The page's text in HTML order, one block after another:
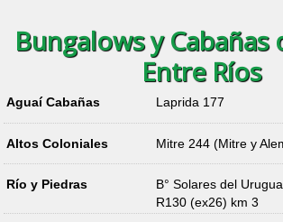
Bungalows y Cabañas
Entre Ríos
Aguaí Cabañas Laprida 177
Altos Coloniales Mitre 244 (Mitre y
Río y Piedras
B° Solares del
R130 (ex26) km 3